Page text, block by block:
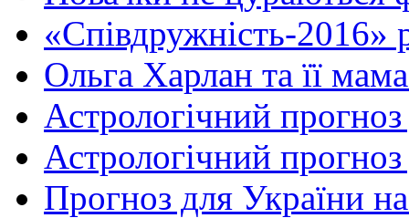
«Співдружність-2016»
Ольга Харлан та її
Астрологічний
Астрологічний
Прогноз для України